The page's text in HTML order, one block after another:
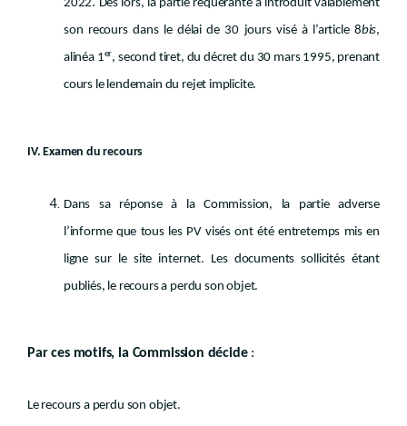
2022. Dès lors, la partie requérante a introduit valablement
son recours dans le délai de 30 jours visé à l’article 8bis,
alinéa 1er, second tiret, du décret du 30 mars 1995, prenant
cours le lendemain du rejet implicite.
IV. Examen du recours
Dans sa réponse à la Commission, la partie adverse
l’informe que tous les PV visés ont été entretemps mis en
ligne sur le site internet. Les documents sollicités étant
publiés, le recours a perdu son objet.
Par ces motifs, la Commission décide:
Le recours a perdu son objet.